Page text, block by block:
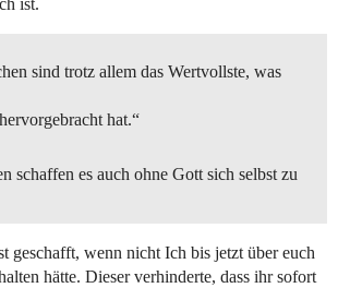
ist.
sind trotz allem das Wertvollste, was
hat.“
schaffen es auch ohne Gott sich selbst zu
geschafft, wenn nicht Ich bis jetzt über euch
hätte. Dieser verhinderte, dass ihr sofort